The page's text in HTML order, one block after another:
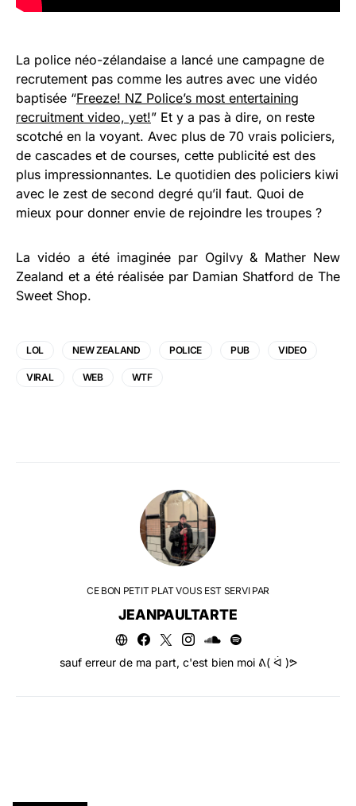
La police néo-zélandaise a lancé une campagne de
recrutement pas comme les autres avec une vidéo
baptisée “Freeze! NZ Police’s most entertaining
recruitment video, yet!” Et y a pas à dire, on reste
scotché en la voyant. Avec plus de 70 vrais policiers,
de cascades et de courses, cette publicité est des
plus impressionnantes. Le quotidien des policiers kiwi
avec le zest de second degré qu’il faut. Quoi de
mieux pour donner envie de rejoindre les troupes ?
La vidéo a été imaginée par Ogilvy & Mather New
Zealand et a été réalisée par Damian Shatford de The
Sweet Shop.
LOL NEW ZEALAND POLICE PUB VIDEO
VIRAL WEB WTF
CE BON PETIT PLAT VOUS EST SERVI PAR
JEANPAULTARTE
sauf erreur de ma part, c'est bien moi ᕕ( ᐛ )ᕗ